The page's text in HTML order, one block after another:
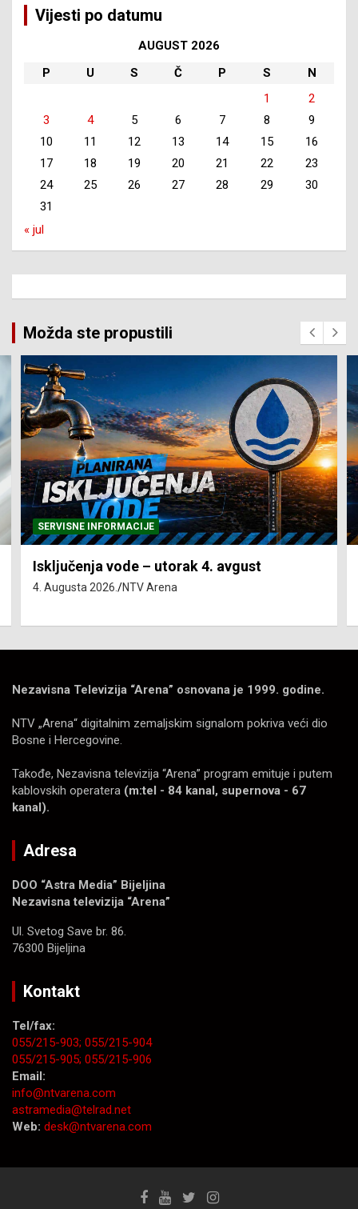
Vijesti po datumu
AUGUST 2026
P
U S Č P S
N
1
2
3
4 5 6 7 8
9
10
11 12 13 14 15
16
17
18 19 20 21 22
23
24
25 26 27 28 29
30
31
« jul
Možda ste propustili
SERVISNE INFORMACIJE
Isključenja vode – utorak 4. avgust
4. Augusta 2026. NTV Arena
Nezavisna Televizija “Arena” osnovana je 1999. godine.
NTV „Arena“ digitalnim zemaljskim signalom pokriva veći dio
Bosne i Hercegovine.
Takođe, Nezavisna televizija “Arena” program emituje i putem
kablovskih operatera (m:tel - 84 kanal, supernova - 67
kanal).
Adresa
DOO “Astra Media” Bijeljina
Nezavisna televizija “Arena”
Ul. Svetog Save br. 86.
76300 Bijeljina
Kontakt
Tel/fax:
055/215-903; 055/215-904
055/215-905; 055/215-906
Email:
info@ntvarena.com
astramedia@telrad.net
Web: desk@ntvarena.com